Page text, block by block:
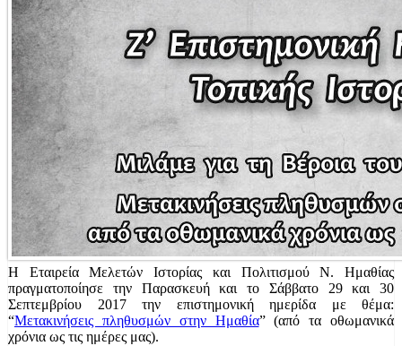
Η Εταιρεία Μελετών Ιστορίας και Πολιτισμού Ν. Ημαθίας
πραγματοποίησε την Παρασκευή και το Σάββατο 29 και 30
Σεπτεμβρίου 2017 την επιστημονική ημερίδα με θέμα:
“Μετακινήσεις πληθυσμών στην Ημαθία” (από τα οθωμανικά
χρόνια ως τις ημέρες μας).